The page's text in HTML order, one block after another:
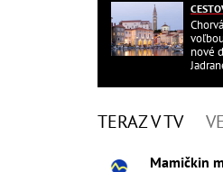
nové
TERAZ V TV
Mamičkin